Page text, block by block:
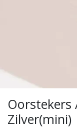
Oorstekers
Zilver(mini)